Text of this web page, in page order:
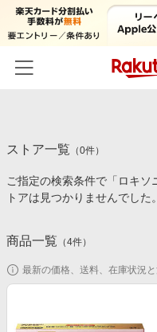
カテゴリー一覧
百貨店・総合ECモール
食品・スイーツ・お酒
コスメ・健康・医薬品
イベント一覧
初回購入者限定特典
対象ストア新規限定特典
電子書籍特集
ストア一覧 （0件）
ご指定の検索条件で「ロキ
トアは見つかりませんでした。
商品一覧 （4件）
最新の価格、送料、在庫状況